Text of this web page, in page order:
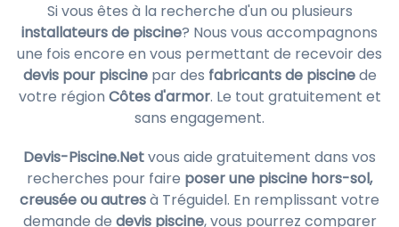
Si vous êtes à la recherche d'un ou plusieurs
installateurs de piscine? Nous vous accompagnons
une fois encore en vous permettant de recevoir des
devis pour piscinepar des fabricants de piscinede
votre région Côtes d'armor. Le tout gratuitement et
sans engagement.
Devis-Piscine.Netvous aide gratuitement dans vos
recherches pour faire poser une piscine hors-sol,
creusée ou autresà Tréguidel. En remplissant votre
demande de devis piscine, vous pourrez comparer